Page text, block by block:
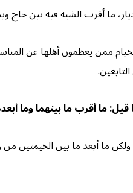
ما أقرب الشبه فيه بين حاج
ممن يعظمون أهلها عن
ما أقرب ما بينهما وما
ولكن ما أبعد ما بين الخيمتين